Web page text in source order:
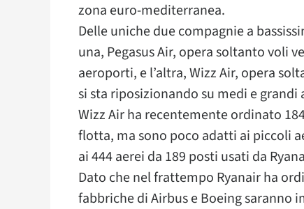
zona euro-mediterranea.
Delle uniche due compagnie a
una, Pegasus Air, opera soltanto voli
aeroporti, e l’altra, Wizz Air, opera
si sta riposizionando su medi e grandi
Wizz Air ha recentemente ordinato
flotta, ma sono poco adatti ai piccoli
ai 444 aerei da 189 posti usati da
Dato che nel frattempo Ryanair ha
fabbriche di Airbus e Boeing saranno